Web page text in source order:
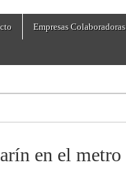
Empresas Colaboradoras
en el metro